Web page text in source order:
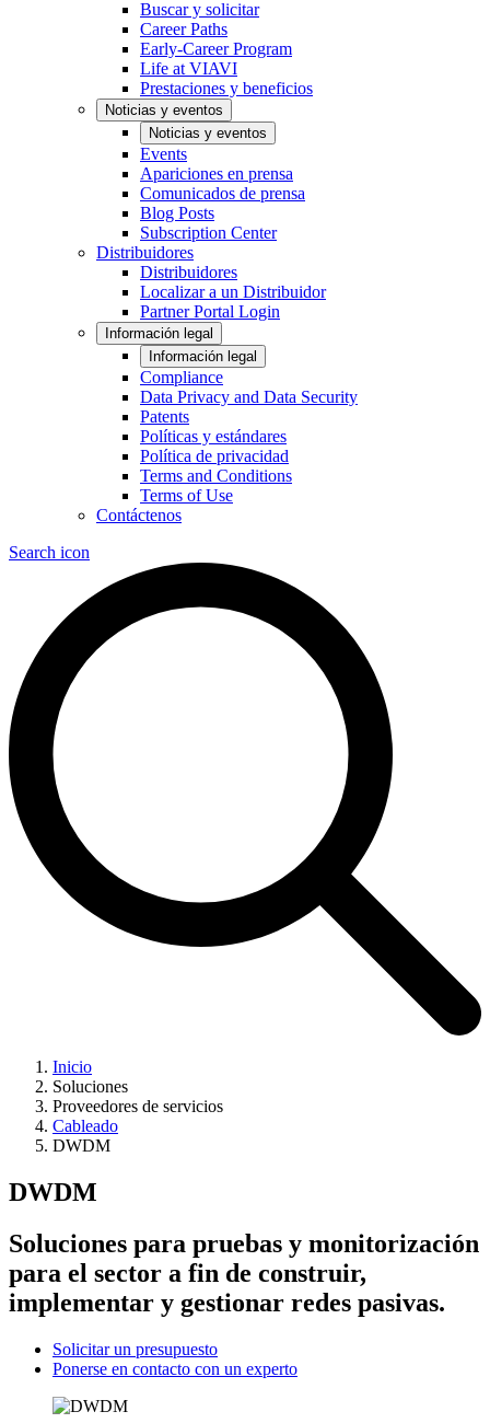
Buscar y solicitar
Career Paths
Early-Career Program
Life at VIAVI
Prestaciones y beneficios
Noticias y eventos
Noticias y eventos
Events
Apariciones en prensa
Comunicados de prensa
Blog Posts
Subscription Center
Distribuidores
Distribuidores
Localizar a un Distribuidor
Partner Portal Login
Información legal
Información legal
Compliance
Data Privacy and Data Security
Patents
Políticas y estándares
Política de privacidad
Terms and Conditions
Terms of Use
Contáctenos
Search icon
Inicio
Soluciones
Proveedores de servicios
Cableado
DWDM
DWDM
Soluciones para pruebas y monitorización
para el sector a fin de construir,
implementar y gestionar redes pasivas.
Solicitar un presupuesto
Ponerse en contacto con un experto